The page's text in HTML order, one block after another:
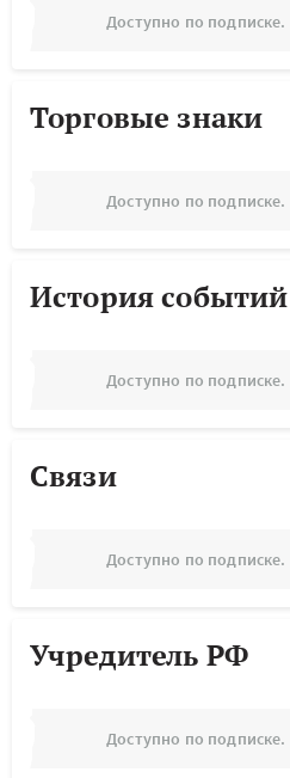
Доступно по подписке.
Торговые знаки
Доступно по подписке.
История событий
Доступно по подписке.
Связи
Доступно по подписке.
Учредитель РФ
Доступно по подписке.